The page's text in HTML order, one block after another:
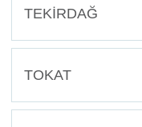
TEKİRDAĞ
TOKAT